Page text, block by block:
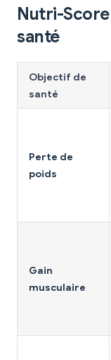
Nutri-
santé
Objectif de
santé
Perte de
poids
Gain
musculaire